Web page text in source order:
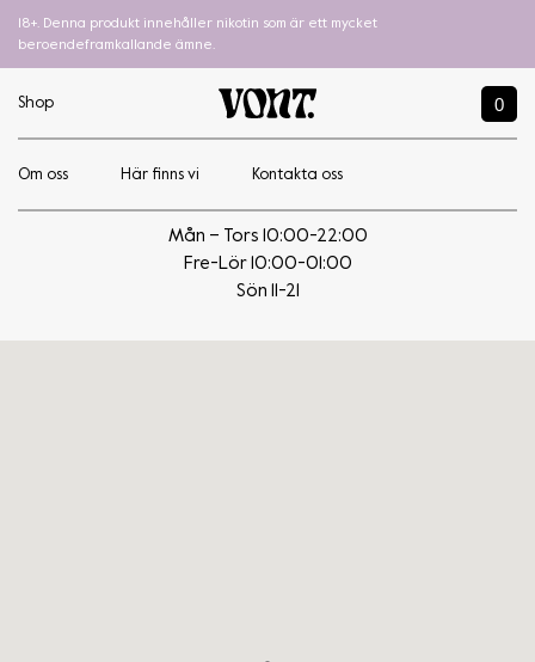
18+. Denna produkt innehåller nikotin som är ett mycket
beroendeframkallande ämne.
Shop 0
Om oss Här finns vi Kontakta oss
Godisparadiset i Gävle
Mån – Tors 10:00-22:00
Fre-Lör 10:00-01:00
Sön 11-21